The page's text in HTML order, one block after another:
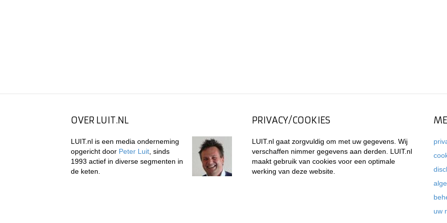
OVER LUIT.NL
LUIT.nl is een media onderneming
opgericht door Peter Luit , sinds
1993 actief in diverse segmenten in
de keten.
PRIVACY/COOKIES
LUIT.nl gaat zorgvuldig om met uw gegevens. Wij
verschaffen nimmer gegevens aan derden. LUIT.nl
maakt gebruik van cookies voor een optimale
werking van deze website.
uw